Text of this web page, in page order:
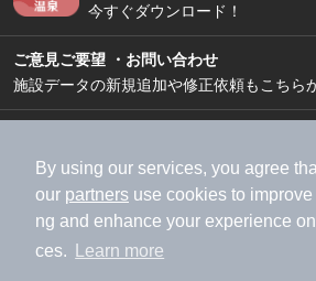
By using our services, you agree
our partners use cookies to
ng and enhance your experience
ces.
Learn more
今すぐダウンロード！
ご意見ご要望 ・お問い合わせ
施設データの新規追加や修正依頼もこちら
加盟店募集（資料請求）
広告
利用規約
ライフスタイル
特定商取引法に基づく表記
ヘ
運営会社